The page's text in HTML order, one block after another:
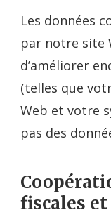
Les données
par notre site
d’améliorer
(telles que
Web et votre
pas des
fiscales